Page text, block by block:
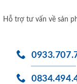
Hỗ trợ tư vấn về sản